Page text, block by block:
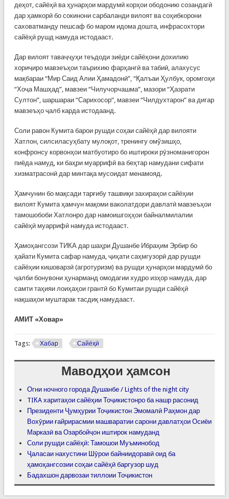
деҳот, сайёҳӣ ва ҳунарҳои мардумӣ корҳои ободонию созандагӣ
дар ҳамкорӣ бо сокинони сарбаланди вилоят ва соҳибкорони
саховатманду пешсаф бо маром идома дошта, инфрасохтори
сайёҳӣ рушд намуда истодааст.
Дар вилоят таваҷҷуҳи теъдоди зиёди сайёҳони дохилию
хориҷиро мавзеъҳои таърихию фарҳангӣ ва табиӣ, алахусус
мақбараи “Мир Саид Алии Ҳамадонӣ”, “Қалъаи Ҳулбук, оромгоҳи
“Хоҷа Машҳад”, мавзеи “Чилучорчашма”, мазори “Ҳазрати
Султон”, шаршараи “Сарихосор”, мавзеи “Чилдухтарон” ва дигар
мавзеъҳо ҷалб карда истодаанд.
Соли равон Кумита барои рушди соҳаи сайёҳӣ дар вилояти
Хатлон, силсиласуҳбату мулоқот, тренингу омўзишҳо,
конфронсу корвонҳои матбуотиро бо иштироки рӯзноманигорон
пиёда намуд, ки баҳри муаррифӣ ва беҳтар намудани сифати
хизматрасонӣ дар минтақа мусоидат менамояд.
Ҳамчунин бо мақсади тарғибу ташвиқи захираҳои сайёҳии
вилоят Кумита ҳамчун мақоми ваколатдори давлатӣ мавзеъҳои
тамошобоби Хатлонро дар намоишгоҳҳои байналмилалии
сайёҳӣ муаррифӣ намуда истодааст.
Ҳамоҳангсози ТИКА дар шаҳри Душанбе Ибраҳим Эрбир бо
ҳайати Кумита сафар намуда, ҷиҳати саҳмгузорӣ дар рушди
сайёҳии кишоварзӣ (агротуризм) ва рушди ҳунарҳои мардумӣ бо
ҷалби бонувони ҳунарманд омодагии худро изҳор намуда, дар
самти таҳияи лоиҳаҳои грантӣ бо Кумитаи рушди сайёҳӣ
нақшаҳои муштарак тасдиқ намудааст.
АМИТ «Ховар»
Tags: Хабар Сайёҳӣ
Маводҳои ҳамсон
Огни ночного города Душанбе / Lights of the night city
TIКA харитаҳои сайёҳии Тоҷикистонро ба нашр расонид
Президенти Ҷумҳурии Тоҷикистон Эмомалӣ Раҳмон дар
Вохӯрии ғайрирасмии машваратии сарони давлатҳои Осиёи
Марказӣ ва Озарбойҷон иштирок намуданд
Соли рушди сайёҳӣ: Тамошои Муъминобод
Ҷаласаи нахустини Шӯрои байниидоравӣ оид ба
ҳамоҳангсозии соҳаи сайёҳӣ баргузор шуд
Бадахшон дарвозаи тиллоии Тоҷикистон